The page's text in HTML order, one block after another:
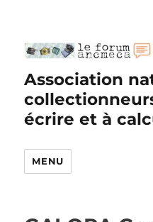
Association
écrire et à
MENU